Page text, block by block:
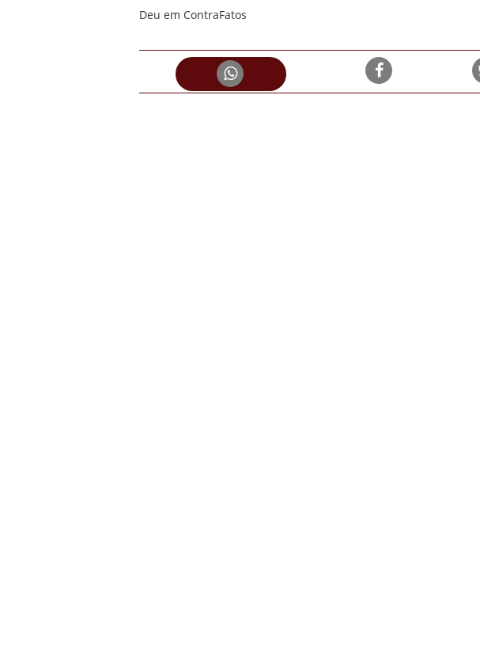
Deu em ContraFatos